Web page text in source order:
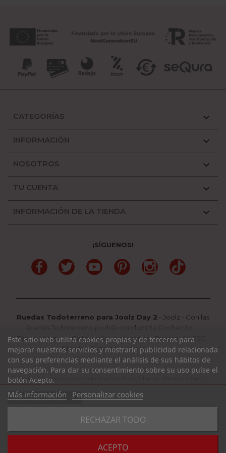
Ver opcionesexpand_more
COMPRAR
favorite_border
CATEGORÍAS 
INFORMACIÓN 
NOSOTROS 
TU CUENTA 
INFORMACIÓN DE LA TIENDA 
¡SÍGUENOS!
FacebookTwitter YouTube PinterestInstagramTikTok
Ruedas Todoterreno para Joolz Day 2 - Joolz - Con las
Ruedas Todoterreno podrás conducir tu Cochecito...
Texto :Nuevo-Categoría:Accesorios -Precio :94.95
Stock: Falta de existencias
Este sitio web utiliza cookies propias y de terceros para
mejorar nuestros servicios y mostrarle publicidad relacionada
con sus preferencias mediante el análisis de sus hábitos de
navegación. Para dar su consentimiento sobre su uso pulse el
botón Acepto.
Más información Personalizar cookies
RECHAZAR TODO
ACEPTO
Ruedas Todoterreno para Joolz Day 2 en Álava, Albacete, Alicante, Almería,
Castellón, Ciudad Real, Córdoba, La Coruña, La Rioja, Cuenca, Girona,
Granada, Guadalajara, Guipuzcoa, Huelva, Huesca, Jaen, León, Lleida, Lugo,
Madrid, Málaga, Murcia, Navarra, Orense, Palencia, Pontevedra, Rioja,